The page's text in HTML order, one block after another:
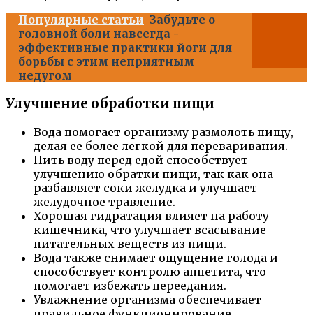
Популярные статьи Забудьте о
головной боли навсегда -
эффективные практики йоги для
борьбы с этим неприятным
недугом
Улучшение обработки пищи
Вода помогает организму размолоть пищу,
делая ее более легкой для переваривания.
Пить воду перед едой способствует
улучшению обратки пищи, так как она
разбавляет соки желудка и улучшает
желудочное травление.
Хорошая гидратация влияет на работу
кишечника, что улучшает всасывание
питательных веществ из пищи.
Вода также снимает ощущение голода и
способствует контролю аппетита, что
помогает избежать переедания.
Увлажнение организма обеспечивает